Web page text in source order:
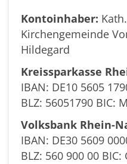
Kontoinhaber: Kath.
Kirchengemeinde
Hildegard
Kreissparkasse
IBAN: DE10 5605
BLZ: 56051790 BIC:
Volksbank Rhein-
IBAN: DE30 5609
BLZ: 560 900 00 BIC: